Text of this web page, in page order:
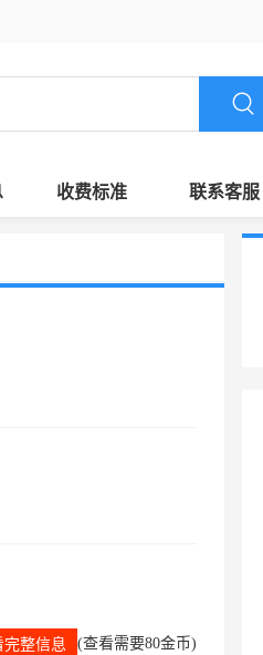
收费标准 联系客服
完整信息 (查看需要80金币)